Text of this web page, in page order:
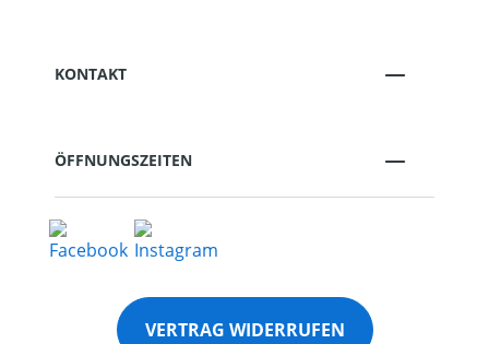
KONTAKT
ÖFFNUNGSZEITEN
VERTRAG WIDERRUFEN